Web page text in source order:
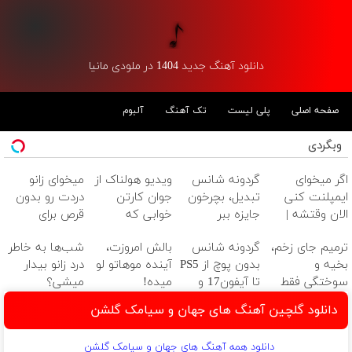
دانلود آهنگ جدید 1404 در ملودی مانیا
صفحه اصلی پلی لیست تک آهنگ آلبوم
وبگردی
اگر میخوای
ایمپلنت کنی
الان وقتشه |
میلیون تومان!!!
گردونه شانس
تبدیل، بچرخون
جایزه ببر
ویدیو هولناک از
جوان کارتن
خوابی که
آموزش رایگان
میخوای زانو
دردت رو بدون
قرص برای
کنی؟
(پرسش‌نامه رو
پر کن!)
ترمیم جای زخم،
بخیه و
سوختگی فقط
در 3 هفته!!😍
گردونه شانس
بدون پوچ از PS5
تا آیفون17 و
بیت کوین 🔥
بالش امروزت،
آینده موهاتو لو
میده!
شب‌ها به خاطر
درد زانو بیدار
میشی؟
دانلود گلچین آهنگ های جهان و سیامک گلشن
دانلود همه آهنگ های جهان و سیامک گلشن